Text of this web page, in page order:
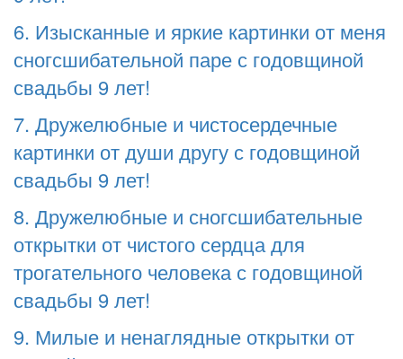
6. Изысканные и яркие картинки от меня
сногсшибательной паре с годовщиной
свадьбы 9 лет!
7. Дружелюбные и чистосердечные
картинки от души другу с годовщиной
свадьбы 9 лет!
8. Дружелюбные и сногсшибательные
открытки от чистого сердца для
трогательного человека с годовщиной
свадьбы 9 лет!
9. Милые и ненаглядные открытки от